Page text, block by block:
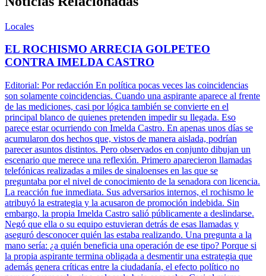
Locales
EL ROCHISMO ARRECIA GOLPETEO
CONTRA IMELDA CASTRO
Editorial: Por redacción En política pocas veces las coincidencias
son solamente coincidencias. Cuando una aspirante aparece al frente
de las mediciones, casi por lógica también se convierte en el
principal blanco de quienes pretenden impedir su llegada. Eso
parece estar ocurriendo con Imelda Castro. En apenas unos días se
acumularon dos hechos que, vistos de manera aislada, podrían
parecer asuntos distintos. Pero observados en conjunto dibujan un
escenario que merece una reflexión. Primero aparecieron llamadas
telefónicas realizadas a miles de sinaloenses en las que se
preguntaba por el nivel de conocimiento de la senadora con licencia.
La reacción fue inmediata. Sus adversarios internos, el rochismo le
atribuyó la estrategia y la acusaron de promoción indebida. Sin
embargo, la propia Imelda Castro salió públicamente a deslindarse.
Negó que ella o su equipo estuvieran detrás de esas llamadas y
aseguró desconocer quién las estaba realizando. Una pregunta a la
mano sería: ¿a quién beneficia una operación de ese tipo? Porque si
la propia aspirante termina obligada a desmentir una estrategia que
además genera críticas entre la ciudadanía, el efecto político no